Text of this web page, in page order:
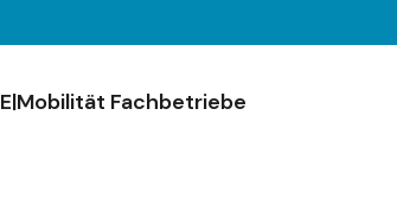
E|Mobilität Fachbetriebe